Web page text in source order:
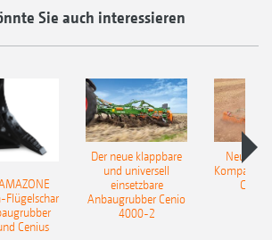
Sie auch interessieren
Cenius
Der neue klappbare
und universell
einsetzbare
Anbaugrubber Cenio
4000-2
Neue